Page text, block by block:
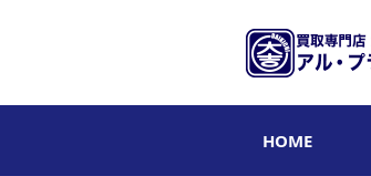
HOME